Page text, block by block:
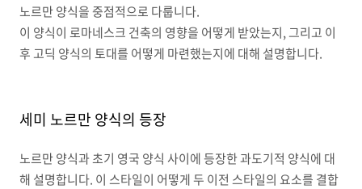
노르만 양식을 중점적으로 다룹니다.
이 양식이 로마네스크 건축의 영향을 어떻게 받았는지, 그리고 이
후 고딕 양식의 토대를 어떻게 마련했는지에 대해 설명합니다.
세미 노르만 양식의 등장
노르만 양식과 초기 영국 양식 사이에 등장한 과도기적 양식에 대
해 설명합니다. 이 스타일이 어떻게 두 이전 스타일의 요소를 결합